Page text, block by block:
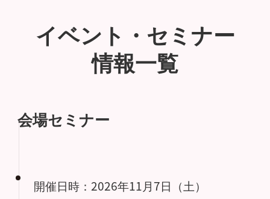
イベント・セミナー
情報一覧
会場セミナー
開催日時：2026年11月7日（土）